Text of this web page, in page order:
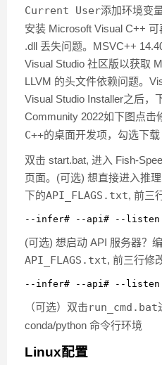
Current User添加环境变
安装 Microsoft Visual C++
.dll 丢失问题。MSVC++
Visual Studio 社区版以获取
LLVM 的头文件依赖问题。
Visual Studio Installer之后，
Community 2022如下图点击
C++的桌面开发项，勾选下载
双击 start.bat, 进入 Fish-
页面。(可选) 想直接进入推
下的API_FLAGS.txt, 前三
--infer# --api# --
(可选) 想启动 API 服务器？
API_FLAGS.txt, 前三行修
--infer# --api# --
（可选）双击run_cmd.bat
conda/python 命令行环境
Linux配置